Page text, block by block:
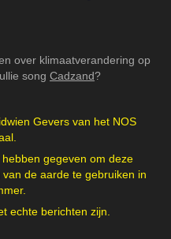
over klimaatverandering op
song Cadzand?
Gevers van het NOS
gegeven om deze
de aarde te gebruiken in
echte berichten zijn.